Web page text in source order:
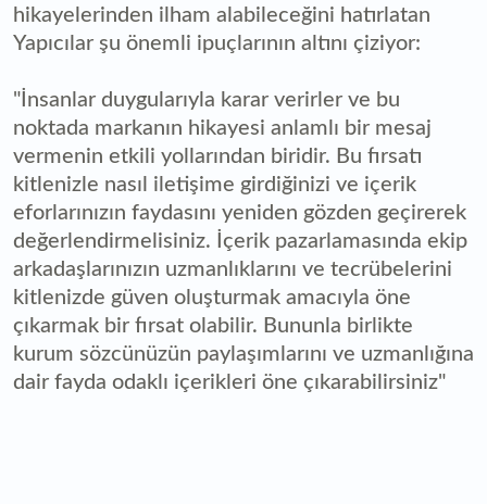
hikayelerinden ilham alabileceğini hatırlatan
Yapıcılar şu önemli ipuçlarının altını çiziyor:
"İnsanlar duygularıyla karar verirler ve bu
noktada markanın hikayesi anlamlı bir mesaj
vermenin etkili yollarından biridir. Bu fırsatı
kitlenizle nasıl iletişime girdiğinizi ve içerik
eforlarınızın faydasını yeniden gözden geçirerek
değerlendirmelisiniz. İçerik pazarlamasında ekip
arkadaşlarınızın uzmanlıklarını ve tecrübelerini
kitlenizde güven oluşturmak amacıyla öne
çıkarmak bir fırsat olabilir. Bununla birlikte
kurum sözcünüzün paylaşımlarını ve uzmanlığına
dair fayda odaklı içerikleri öne çıkarabilirsiniz"